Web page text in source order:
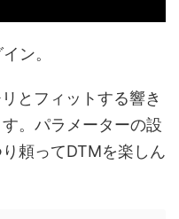
ン。
とフィットする響き
。パラメーターの設
頼ってDTMを楽しん